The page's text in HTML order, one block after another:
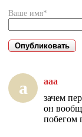
Ваше имя*
а ааа
зачем
он
побегом